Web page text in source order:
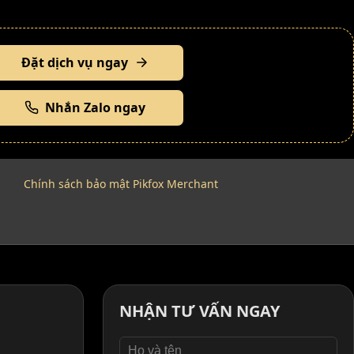
Đặt dịch vụ ngay
Nhắn Zalo ngay
Chính sách bảo mật Pikfox Merchant
NHẬN TƯ VẤN NGAY